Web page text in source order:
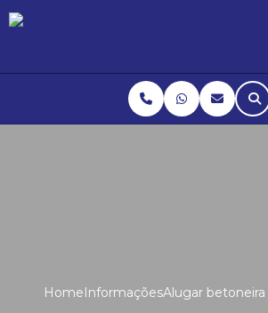
HomeInformaçõesAlugar